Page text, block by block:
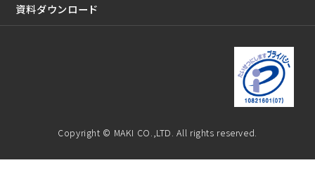
資料ダウンロード
Copyright © MAKI CO.,LTD. All rights reserved.